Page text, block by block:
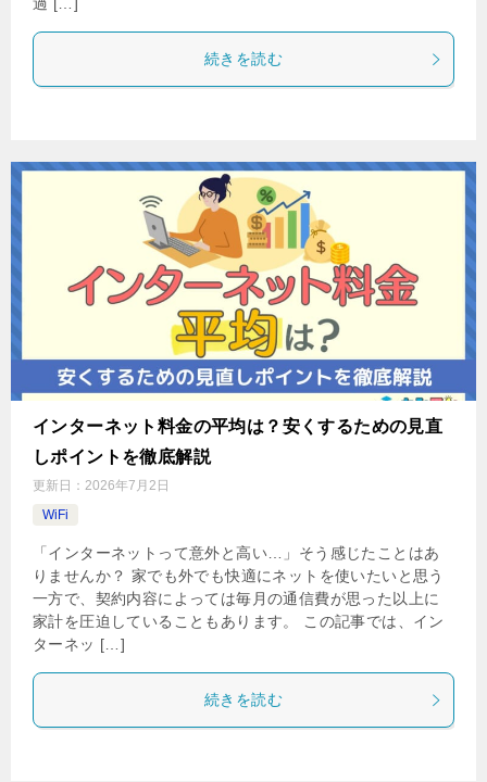
続きを読む
インターネット料金の平均は？安くするための見直
しポイントを徹底解説
更新日： 2026年7月2日
WiFi
「インターネットって意外と高い…」そう感じたことはあ
りませんか？ 家でも外でも快適にネットを使いたいと思う
一方で、契約内容によっては毎月の通信費が思った以上に
家計を圧迫していることもあります。 この記事では、イン
ターネッ […]
続きを読む